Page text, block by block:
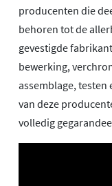
producenten die
behoren tot de
gevestigde
bewerking,
assemblage, testen
van deze
volledig